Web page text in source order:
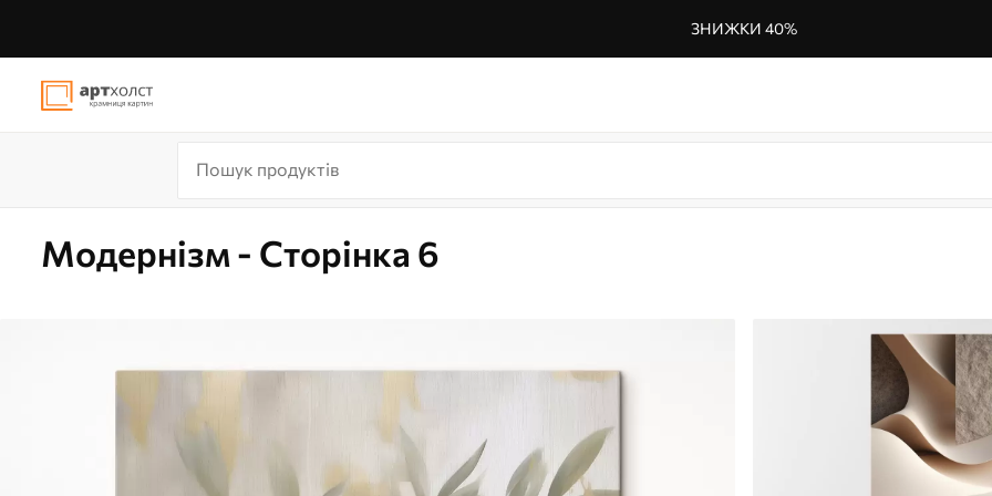
ЗНИЖКИ 40%
Модернізм - Сторінка 6